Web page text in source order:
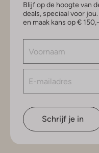
Blijf op de hoogte van
deals, speciaal voor
en maak kans op €
Schrijf je in